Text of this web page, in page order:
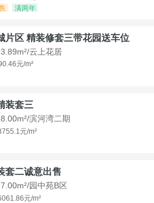
满两年
片区 精装修套三带花园送车位
云上花居
元/m²
装套三
滨河湾二期
元/m²
套二诚意出售
园中苑B区
元/m²